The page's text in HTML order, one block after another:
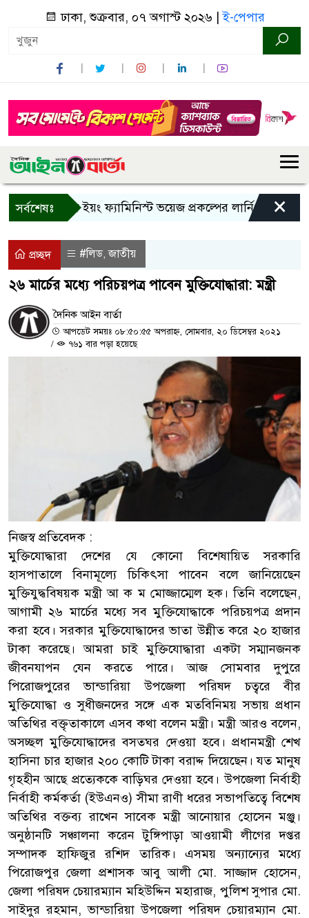
ঢাকা, শুক্রবার, ০৭ অগাস্ট ২০২৬ |ই-পেপার
সর্বশেষঃ
বান্দরবানে ইয়ং ফ্যামিনিস্ট ভয়েজ প্রকল্পের লার্নিং শেয়ারিং
×
প্রচ্ছদ #লিড,জাতীয়
২৬ মার্চের মধ্যে পরিচয়পত্র পাবেন মুক্তিযোদ্ধারা: মন্ত্রী
দৈনিক আইন বার্তা
আপডেট সময়ঃ ০৮:৫০:৫৫ অপরাহ্ন, সোমবার, ২০ ডিসেম্বর ২০২১
/
৭৬১ বার পড়া হয়েছে
নিজস্ব প্রতিবেদক :
মুক্তিযোদ্ধারা দেশের যে কোনো বিশেষায়িত সরকারি
হাসপাতালে বিনামূল্যে চিকিৎসা পাবেন বলে জানিয়েছেন
মুক্তিযুদ্ধবিষয়ক মন্ত্রী আ ক ম মোজ্জাম্মেল হক। তিনি বলেছেন,
আগামী ২৬ মার্চের মধ্যে সব মুক্তিযোদ্ধাকে পরিচয়পত্র প্রদান
করা হবে। সরকার মুক্তিযোদ্ধাদের ভাতা উন্নীত করে ২০ হাজার
টাকা করেছে। আমরা চাই মুক্তিযোদ্ধারা একটা সম্মানজনক
জীবনযাপন যেন করতে পারে। আজ সোমবার দুপুরে
পিরোজপুরের ভান্ডারিয়া উপজেলা পরিষদ চত্বরে বীর
মুক্তিযোদ্ধা ও সুধীজনদের সঙ্গে এক মতবিনিময় সভায় প্রধান
অতিথির বক্তৃতাকালে এসব কথা বলেন মন্ত্রী। মন্ত্রী আরও বলেন,
অসচ্ছল মুক্তিযোদ্ধাদের বসতঘর দেওয়া হবে। প্রধানমন্ত্রী শেখ
হাসিনা চার হাজার ২০০ কোটি টাকা বরাদ্দ দিয়েছেন। যত মানুষ
গৃহহীন আছে প্রত্যেককে বাড়িঘর দেওয়া হবে। উপজেলা নির্বাহী
নির্বাহী কর্মকর্তা (ইউএনও) সীমা রাণী ধরের সভাপতিত্বে বিশেষ
অতিথির বক্তব্য রাখেন সাবেক মন্ত্রী আনোয়ার হোসেন মঞ্জু।
অনুষ্ঠানটি সঞ্চালনা করেন টুঙ্গিপাড়া আওয়ামী লীগের দপ্তর
সম্পাদক হাফিজুর রশিদ তারিক। এসময় অন্যান্যের মধ্যে
পিরোজপুর জেলা প্রশাসক আবু আলী মো. সাজ্জাদ হোসেন,
জেলা পরিষদ চেয়ারম্যান মহিউদ্দিন মহারাজ, পুলিশ সুপার মো.
সাইদুর রহমান, ভান্ডারিয়া উপজেলা পরিষদ চেয়ারম্যান মো.